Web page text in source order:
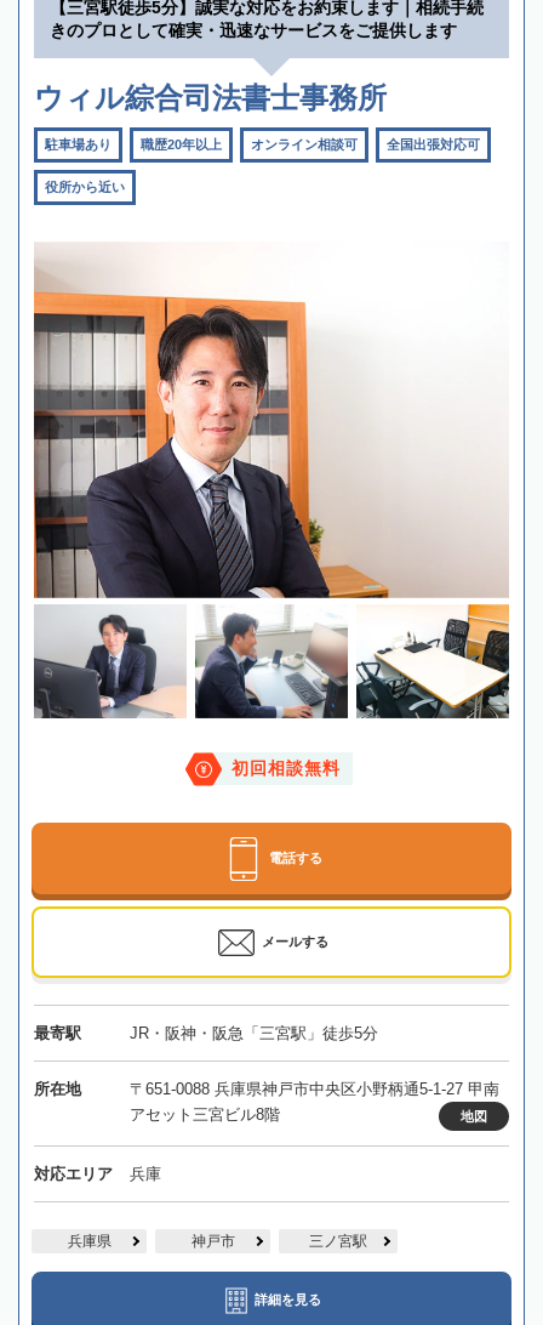
【三宮駅徒歩5分】誠実な対応をお約束します｜相続手続
きのプロとして確実・迅速なサービスをご提供します
ウィル綜合司法書士事務所
駐車場あり 職歴20年以上 オンライン相談可 全国出張対応可
役所から近い
初回相談無料
電話する
メールする
最寄駅 JR・阪神・阪急「三宮駅」徒歩5分
所在地
〒651-0088 兵庫県神戸市中央区小野柄通5-1-27 甲南
アセット三宮ビル8階
地図
対応エリア 兵庫
兵庫県 神戸市 三ノ宮駅
詳細を見る